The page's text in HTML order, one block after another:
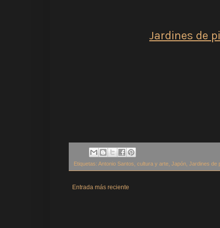
Jardines de
Etiquetas: Antonio Santos cultura y arte Japón Jardines de
Entrada más reciente